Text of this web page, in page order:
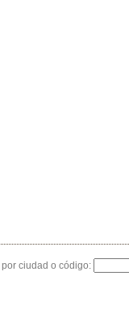
ciudad o código: